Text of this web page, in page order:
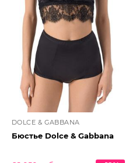
DOLCE & GABBANA
Бюстье Dolce & Gabbana